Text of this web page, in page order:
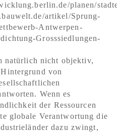
planen/
artikel/Sprung-
Antwerpen-
Grosssiedlungen-
natürlich nicht objektiv,
von
Wenn es
der Ressourcen
globale Verantwortung die
dazu zwingt,